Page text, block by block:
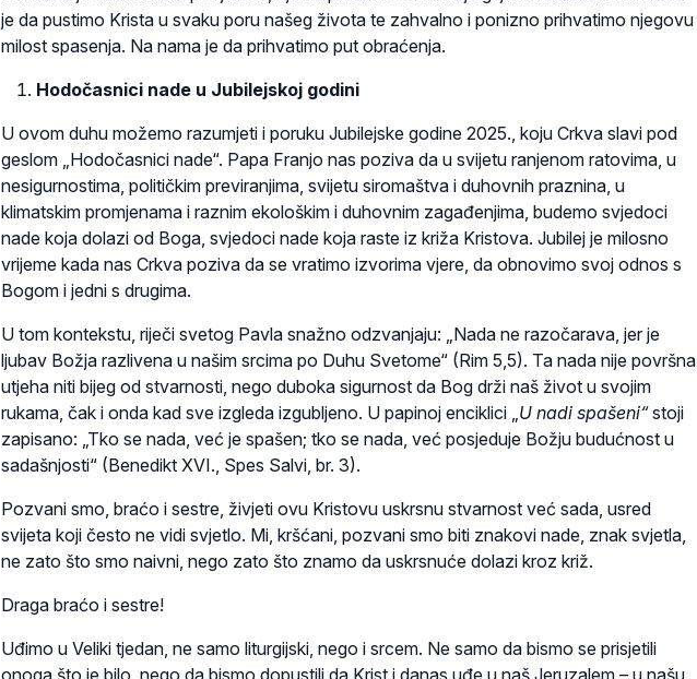
je da pustimo Krista u svaku poru našeg života te zahvalno i ponizno prihvatimo njegovu
milost spasenja. Na nama je da prihvatimo put obraćenja.
Hodočasnici nade u Jubilejskoj godini
U ovom duhu možemo razumjeti i poruku Jubilejske godine 2025., koju Crkva slavi pod
geslom „Hodočasnici nade“. Papa Franjo nas poziva da u svijetu ranjenom ratovima, u
nesigurnostima, političkim previranjima, svijetu siromaštva i duhovnih praznina, u
klimatskim promjenama i raznim ekološkim i duhovnim zagađenjima, budemo svjedoci
nade koja dolazi od Boga, svjedoci nade koja raste iz križa Kristova. Jubilej je milosno
vrijeme kada nas Crkva poziva da se vratimo izvorima vjere, da obnovimo svoj odnos s
Bogom i jedni s drugima.
U tom kontekstu, riječi svetog Pavla snažno odzvanjaju: „Nada ne razočarava, jer je
ljubav Božja razlivena u našim srcima po Duhu Svetome“ (Rim 5,5). Ta nada nije površna
utjeha niti bijeg od stvarnosti, nego duboka sigurnost da Bog drži naš život u svojim
rukama, čak i onda kad sve izgleda izgubljeno. U papinoj enciklici „U nadi spašeni“stoji
zapisano: „Tko se nada, već je spašen; tko se nada, već posjeduje Božju budućnost u
sadašnjosti“ (Benedikt XVI., Spes Salvi, br. 3).
Pozvani smo, braćo i sestre, živjeti ovu Kristovu uskrsnu stvarnost već sada, usred
svijeta koji često ne vidi svjetlo. Mi, kršćani, pozvani smo biti znakovi nade, znak svjetla,
ne zato što smo naivni, nego zato što znamo da uskrsnuće dolazi kroz križ.
Draga braćo i sestre!
Uđimo u Veliki tjedan, ne samo liturgijski, nego i srcem. Ne samo da bismo se prisjetili